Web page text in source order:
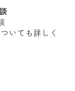
いても詳しく